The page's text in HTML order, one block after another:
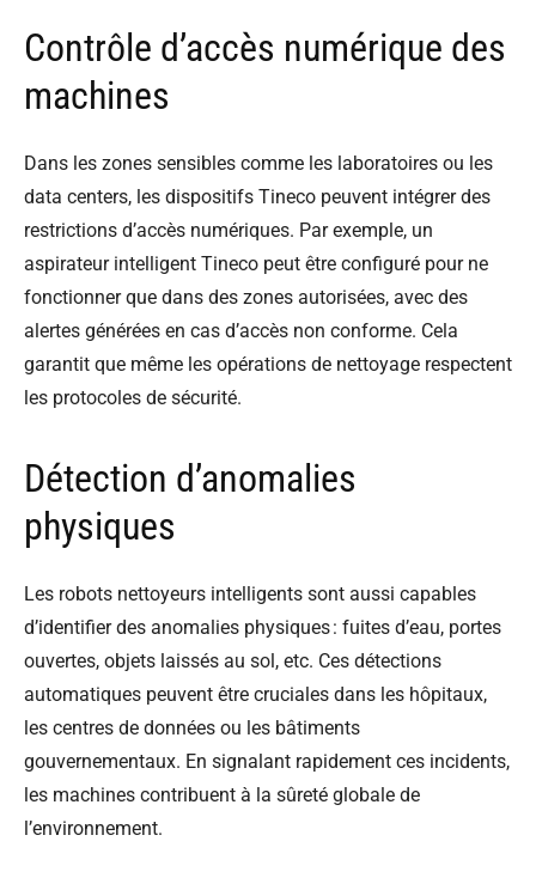
Contrôle d’accès numérique des
machines
Dans les zones sensibles comme les laboratoires ou les
data centers, les dispositifs Tineco peuvent intégrer des
restrictions d’accès numériques. Par exemple, un
aspirateur intelligent Tineco peut être configuré pour ne
fonctionner que dans des zones autorisées, avec des
alertes générées en cas d’accès non conforme. Cela
garantit que même les opérations de nettoyage respectent
les protocoles de sécurité.
Détection d’anomalies
physiques
Les robots nettoyeurs intelligents sont aussi capables
d’identifier des anomalies physiques : fuites d’eau, portes
ouvertes, objets laissés au sol, etc. Ces détections
automatiques peuvent être cruciales dans les hôpitaux,
les centres de données ou les bâtiments
gouvernementaux. En signalant rapidement ces incidents,
les machines contribuent à la sûreté globale de
l’environnement.